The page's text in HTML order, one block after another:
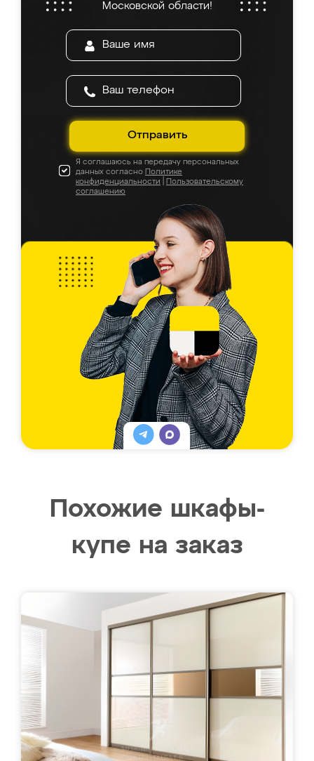
Московской области!
Отправить
Я соглашаюсь на передачу персональных
данных согласно Политике
конфиденциальности
Пользовательскому
соглашению
Похожие шкафы-
купе на заказ